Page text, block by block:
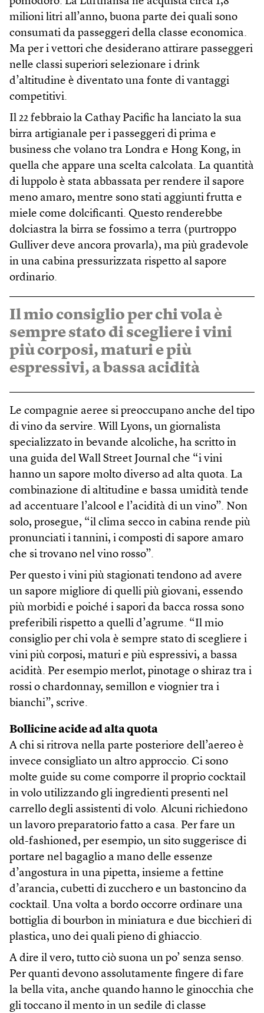
milioni litri all’anno, buona parte dei quali sono
consumati da passeggeri della classe economica.
Ma per i vettori che desiderano attirare passeggeri
nelle classi superiori selezionare i drink
d’altitudine è diventato una fonte di vantaggi
competitivi.
Il 22 febbraio la Cathay Pacific ha lanciato la sua
birra artigianale per i passeggeri di prima e
business che volano tra Londra e Hong Kong, in
quella che appare una scelta calcolata. La quantità
di luppolo è stata abbassata per rendere il sapore
meno amaro, mentre sono stati aggiunti frutta e
miele come dolcificanti. Questo renderebbe
dolciastra la birra se fossimo a terra (purtroppo
Gulliver deve ancora provarla), ma più gradevole
in una cabina pressurizzata rispetto al sapore
ordinario.
Il mio consiglio per chi vola è
sempre stato di scegliere i vini
più corposi, maturi e più
espressivi, a bassa acidità
Le compagnie aeree si preoccupano anche del tipo
di vino da servire. Will Lyons, un giornalista
specializzato in bevande alcoliche, ha scritto in
una guida del Wall Street Journal che “i vini
hanno un sapore molto diverso ad alta quota. La
combinazione di altitudine e bassa umidità tende
ad accentuare l’alcool e l’acidità di un vino”. Non
solo, prosegue, “il clima secco in cabina rende più
pronunciati i tannini, i composti di sapore amaro
che si trovano nel vino rosso”.
Per questo i vini più stagionati tendono ad avere
un sapore migliore di quelli più giovani, essendo
più morbidi e poiché i sapori da bacca rossa sono
preferibili rispetto a quelli d’agrume. “Il mio
consiglio per chi vola è sempre stato di scegliere i
vini più corposi, maturi e più espressivi, a bassa
acidità. Per esempio merlot, pinotage o shiraz tra i
rossi o chardonnay, semillon e viognier tra i
bianchi”, scrive.
Bollicine acide ad alta quota
A chi si ritrova nella parte posteriore dell’aereo è
invece consigliato un altro approccio. Ci sono
molte guide su come comporre il proprio cocktail
in volo utilizzando gli ingredienti presenti nel
carrello degli assistenti di volo. Alcuni richiedono
un lavoro preparatorio fatto a casa. Per fare un
old-fashioned, per esempio, un sito suggerisce di
portare nel bagaglio a mano delle essenze
d’angostura in una pipetta, insieme a fettine
d’arancia, cubetti di zucchero e un bastoncino da
cocktail. Una volta a bordo occorre ordinare una
bottiglia di bourbon in miniatura e due bicchieri di
plastica, uno dei quali pieno di ghiaccio.
A dire il vero, tutto ciò suona un po’ senza senso.
Per quanti devono assolutamente fingere di fare
la bella vita, anche quando hanno le ginocchia che
gli toccano il mento in un sedile di classe